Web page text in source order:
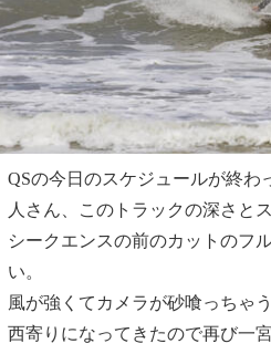
QSの今日のスケジュールが終わ
人さん、このトラックの深さと
シークエンスの前のカットのフ
い。
風が強くてカメラが砂喰っちゃ
西寄りになってきたので再び一宮